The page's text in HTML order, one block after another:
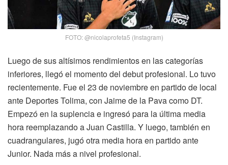
FOTO: @nicolaprofeta5 (Instagram)
Luego de sus altísimos rendimientos en las categorías
inferiores, llegó el momento del debut profesional. Lo tuvo
recientemente. Fue el 23 de noviembre en partido de local
ante Deportes Tolima, con Jaime de la Pava como DT.
Empezó en la suplencia e ingresó para la última media
hora reemplazando a Juan Castilla. Y luego, también en
cuadrangulares, jugó otra media hora en partido ante
Junior. Nada más a nivel profesional.